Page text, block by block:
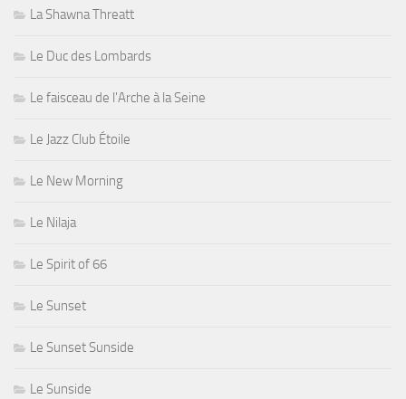
La Shawna Threatt
Le Duc des Lombards
Le faisceau de l'Arche à la Seine
Le Jazz Club Étoile
Le New Morning
Le Nilaja
Le Spirit of 66
Le Sunset
Le Sunset Sunside
Le Sunside